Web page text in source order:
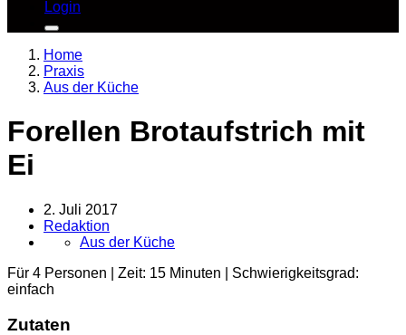
Login
Home
Praxis
Aus der Küche
Forellen Brotaufstrich mit
Ei
2. Juli 2017
Redaktion
Aus der Küche
Für 4 Personen | Zeit: 15 Minuten | Schwierigkeitsgrad:
einfach
Zutaten